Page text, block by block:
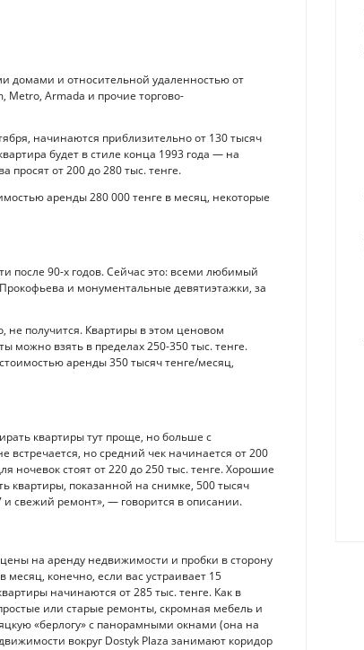
домами и относительной удаленностью от
Metro, Armada и прочие торгово-
начинаются приблизительно от 130 тысяч
будет в стиле конца 1993 года — на
от 200 до 280 тыс. тенге.
аренды 280 000 тенге в месяц, некоторые
после 90-х годов. Сейчас это: всеми любимый
и монументальные девятиэтажки, за
не получится. Квартиры в этом ценовом
можно взять в пределах 250-350 тыс. тенге.
аренды 350 тысяч тенге/месяц,
квартиры тут проще, но больше с
встречается, но средний чек начинается от 200
ночевок стоят от 220 до 250 тыс. тенге. Хорошие
квартиры, показанной на снимке, 500 тысяч
и свежий ремонт», — говорится в описании.
на аренду недвижимости и пробки в сторону
конечно, если вас устраивает 15
начинаются от 285 тыс. тенге. Как в
или старые ремонты, скромная мебель и
«берлогу» с панорамными окнами (она на
вокруг Dostyk Plaza занимают коридор